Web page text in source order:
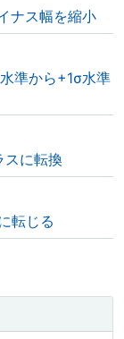
ナス幅を縮小
準から+1σ水準
に転換
転じる